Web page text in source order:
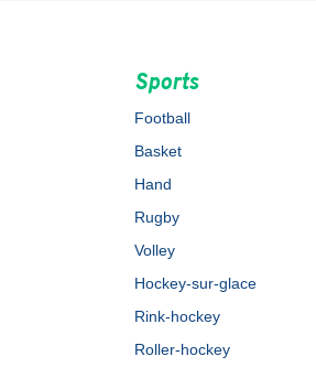
Sports
Football
Basket
Hand
Rugby
Volley
Hockey-sur-glace
Rink-hockey
Roller-hockey